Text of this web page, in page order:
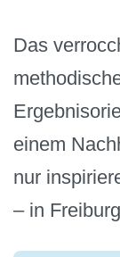
Das
einem
nur
– in